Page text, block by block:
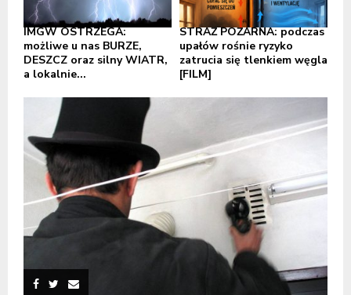
IMGW OSTRZEGA:
możliwe u nas BURZE,
DESZCZ oraz silny WIATR,
a lokalnie...
STRAŻ POŻARNA: podczas
upałów rośnie ryzyko
zatrucia się tlenkiem węgla
[FILM]